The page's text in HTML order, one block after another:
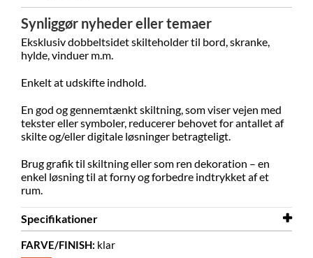
Synliggør nyheder eller temaer
Eksklusiv dobbeltsidet skilteholder til bord, skranke,
hylde, vinduer m.m.
Enkelt at udskifte indhold.
En god og gennemtænkt skiltning, som viser vejen med
tekster eller symboler, reducerer behovet for antallet af
skilte og/eller digitale løsninger betragteligt.
Brug grafik til skiltning eller som ren dekoration – en
enkel løsning til at forny og forbedre indtrykket af et
rum.
Specifikationer
Bredde 210 mm
FARVE/FINISH: klar